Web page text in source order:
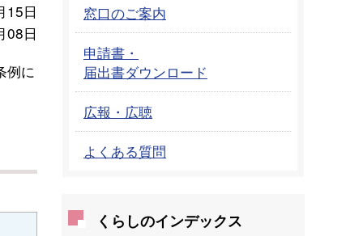
15日
08日
例に
窓口のご案内
申請書・
届出書ダウンロード
広報・広聴
よくある質問
くらしのインデックス